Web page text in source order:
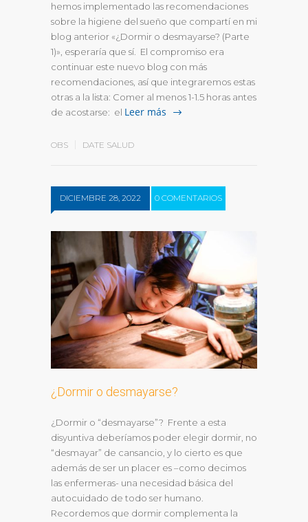
hemos implementado las recomendaciones
sobre la higiene del sueño que compartí en mi
blog anterior «¿Dormir o desmayarse? (Parte
1)», esperaría que sí. El compromiso era
continuar este nuevo blog con más
recomendaciones, así que integraremos estas
otras a la lista: Comer al menos 1-1.5 horas antes
de acostarse: el Leer más
OBS DATE SALUD
DICIEMBRE 28, 2022 0 COMENTARIOS
¿Dormir o desmayarse?
¿Dormir o “desmayarse”? Frente a esta
disyuntiva deberíamos poder elegir dormir, no
“desmayar” de cansancio, y lo cierto es que
además de ser un placer es –como decimos
las enfermeras- una necesidad básica del
autocuidado de todo ser humano.
Recordemos que dormir complementa la